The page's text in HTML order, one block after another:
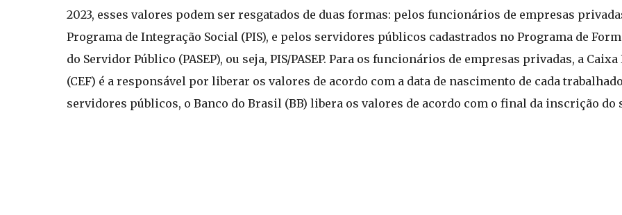
2023, esses valores podem ser resgatados de duas formas: pelos funcionários de empresas
Programa de Integração Social (PIS), e pelos servidores públicos cadastrados no Programa de
do Servidor Público (PASEP), ou seja, PIS/PASEP. Para os funcionários de empresas privadas, a
(CEF) é a responsável por liberar os valores de acordo com a data de nascimento de cada
servidores públicos, o Banco do Brasil (BB) libera os valores de acordo com o final da inscrição do